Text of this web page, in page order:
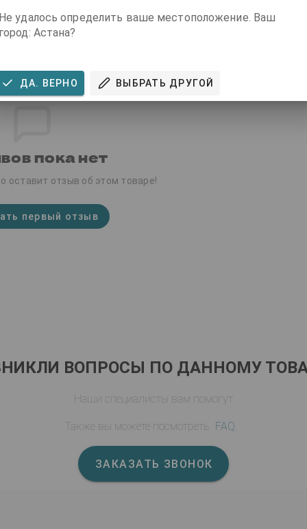
пока нет
оставит отзыв об этом товаре!
первый отзыв
ВОПРОСЫ ПО ДАННОМУ
Наши специалисты вам помогут
Также вы можете посмотреть FAQ.
ЗАКАЗАТЬ ЗВОНОК
удалось определить ваше местоположение. Ваш
Астана?
ДА. ВЕРНО ВЫБРАТЬ ДРУГОЙ